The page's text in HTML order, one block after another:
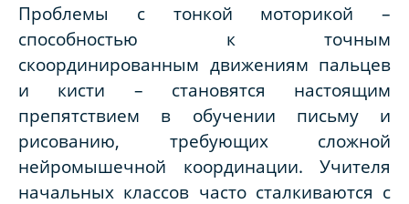
Проблемы с тонкой моторикой –
способностью к точным
скоординированным движениям пальцев
и кисти – становятся настоящим
препятствием в обучении письму и
рисованию, требующих сложной
нейромышечной координации. Учителя
начальных классов часто сталкиваются с